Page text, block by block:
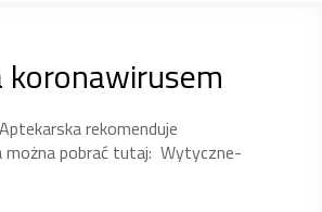
koronawirusem
rekomenduje
można pobrać tutaj: Wytyczne-